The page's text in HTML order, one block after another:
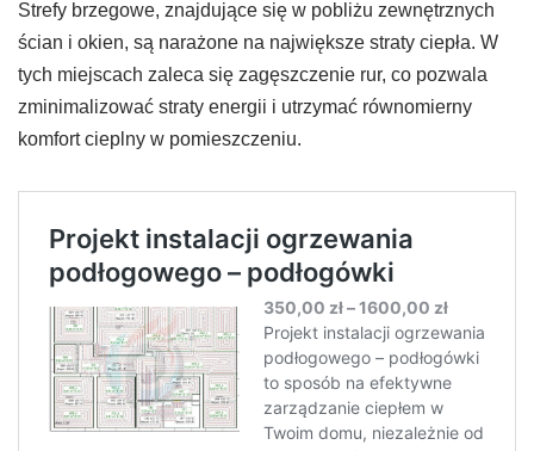
Strefy brzegowe, znajdujące się w pobliżu zewnętrznych
ścian i okien, są narażone na największe straty ciepła. W
tych miejscach zaleca się zagęszczenie rur, co pozwala
zminimalizować straty energii i utrzymać równomierny
komfort cieplny w pomieszczeniu.